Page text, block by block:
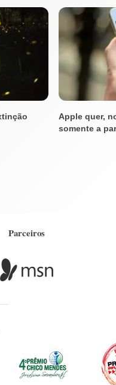
Apple quer,
somente a
Parceiros